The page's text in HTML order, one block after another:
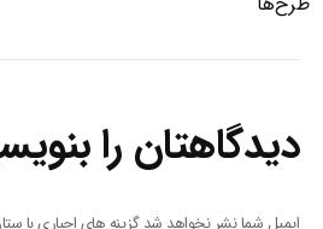
دیدگاهتان را
ایمیل شما نشر نخواهد شد گزینه های اجباری با